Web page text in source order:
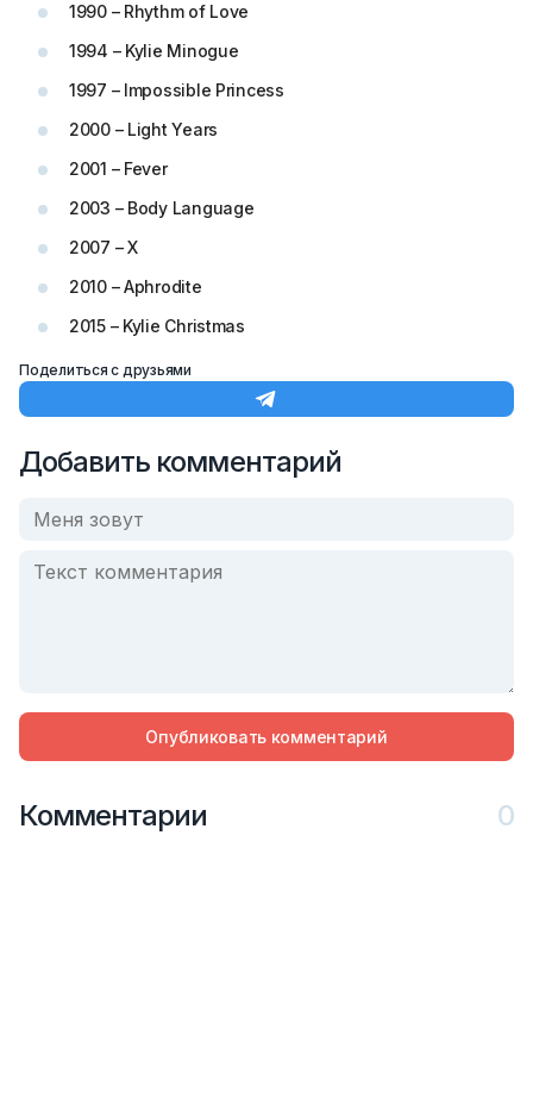
1990 – Rhythm of Love
1994 – Kylie Minogue
1997 – Impossible Princess
2000 – Light Years
2001 – Fever
2003 – Body Language
2007 – X
2010 – Aphrodite
2015 – Kylie Christmas
Поделиться с друзьями
Добавить комментарий
Опубликовать комментарий
Комментарии 0